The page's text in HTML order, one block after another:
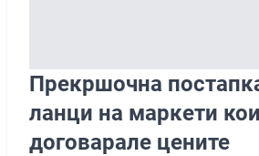
Прекршочна
ланци на маркети
договарале цените